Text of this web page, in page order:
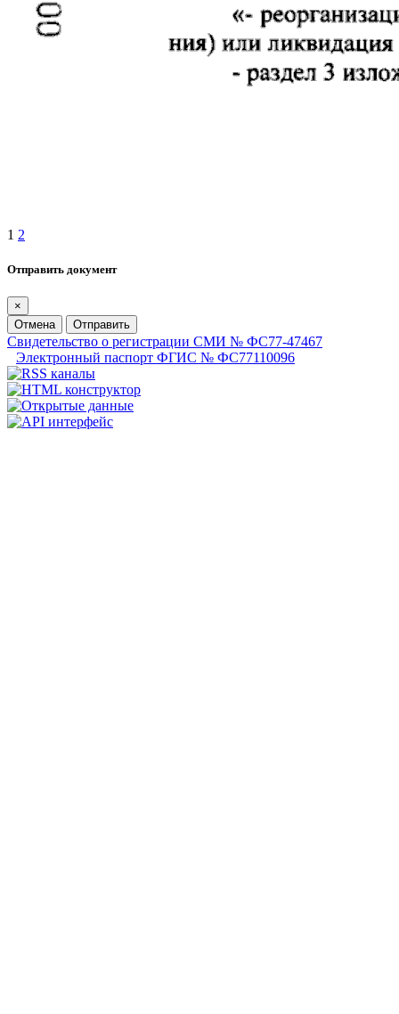
1 2
Отправить документ
×
Отмена
Отправить
Свидетельство о регистрации СМИ № ФС77-47467
Электронный паспорт ФГИС № ФС77110096